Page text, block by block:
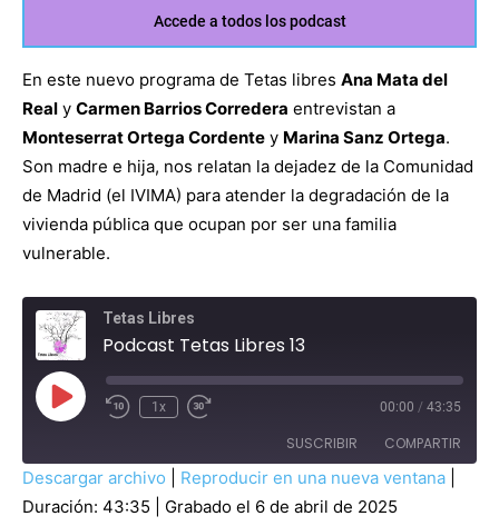
Accede a todos los podcast
En este nuevo programa de Tetas libres Ana Mata del
Real y Carmen Barrios Corredera entrevistan a
Monteserrat Ortega Cordente y Marina Sanz Ortega.
Son madre e hija, nos relatan la dejadez de la Comunidad
de Madrid (el IVIMA) para atender la degradación de la
vivienda pública que ocupan por ser una familia
vulnerable.
Tetas Libres
Podcast Tetas Libres 13
R
e
o
d
u
c
1x 00:00 / 43:35
SUSCRIBIR COMPARTIR
Amazon Apple Podcasts
COMPAR
TIR
Descargar archivo Reproducir en una nueva ventana
Duración: 43:35
Grabado el 6 de abril de 2025